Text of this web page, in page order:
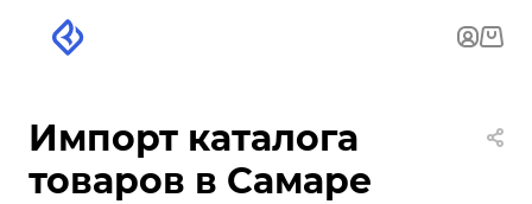
Импорт каталога
товаров в Самаре